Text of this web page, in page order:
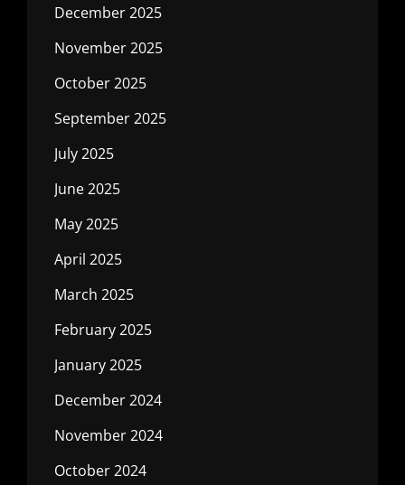
December 2025
November 2025
October 2025
September 2025
July 2025
June 2025
May 2025
April 2025
March 2025
February 2025
January 2025
December 2024
November 2024
October 2024